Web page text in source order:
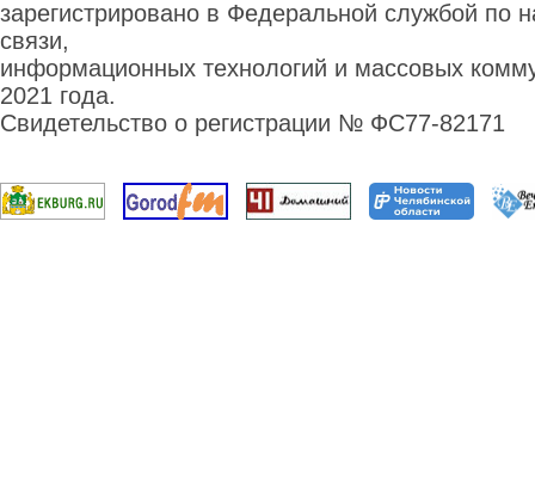
зарегистрировано в Федеральной службой по
связи,
информационных технологий и массовых
2021 года.
Свидетельство о регистрации № ФС77-82171